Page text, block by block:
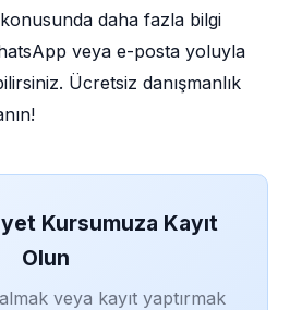
daha fazla bilgi
veya e-posta yoluyla
Ücretsiz danışmanlık
Kursumuza Kayıt
Olun
veya kayıt yaptırmak